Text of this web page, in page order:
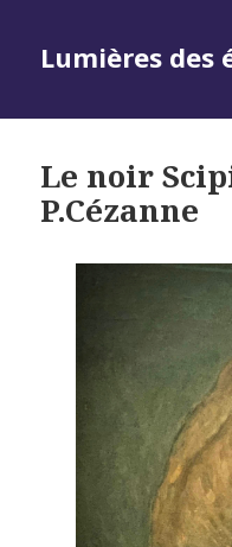
Lumières des
Le noir
P.Cézanne